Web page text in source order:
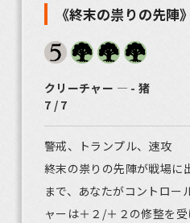
《終末の祟りの先陣》
クリーチャー ― - 猪
7 / 7
警戒、トランプル、速攻
終末の祟りの先陣が戦場に
まで、あなたがコントロー
ャーは＋２/＋２の修整を